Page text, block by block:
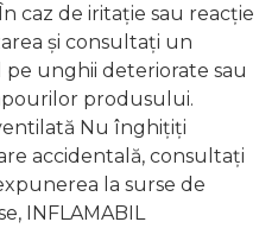
caz de iritație sau reacție
și consultați un
pe unghii deteriorate sau
produsului.
Nu înghițiți
accidentală, consultați
la surse de
INFLAMABIL